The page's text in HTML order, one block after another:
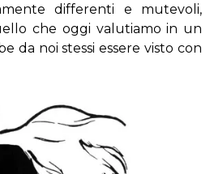
differenti e mutevoli,
che oggi valutiamo in un
da noi stessi essere visto con